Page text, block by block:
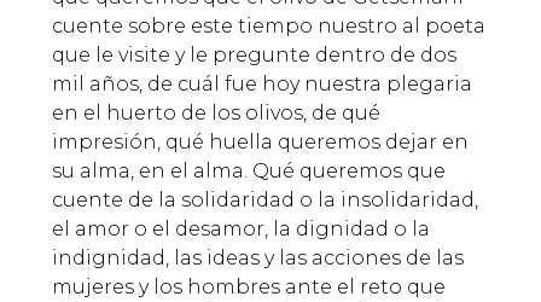
cuente sobre este tiempo nuestro al poeta
que le visite y le pregunte dentro de dos
mil años, de cuál fue hoy nuestra plegaria
en el huerto de los olivos, de qué
impresión, qué huella queremos dejar en
su alma, en el alma. Qué queremos que
cuente de la solidaridad o la insolidaridad,
el amor o el desamor, la dignidad o la
indignidad, las ideas y las acciones de las
mujeres y los hombres ante el reto que